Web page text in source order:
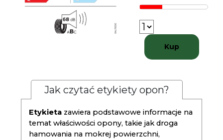
Kup
Jak czytać etykiety opon?
Etykieta zawiera podstawowe informacje na
temat właściwości opony, takie jak droga
hamowania na mokrej powierzchni,